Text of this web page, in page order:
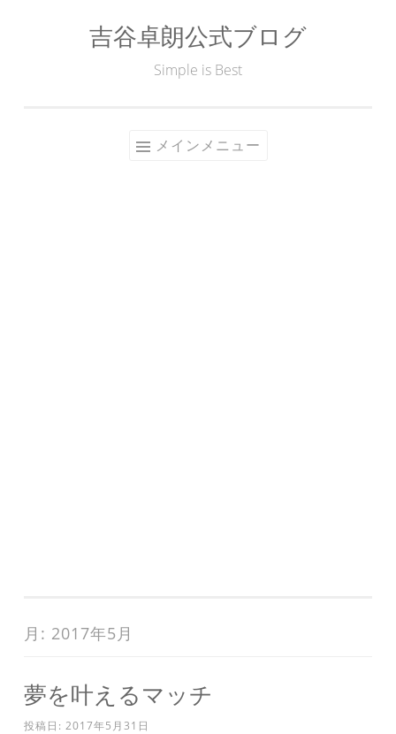
吉谷卓朗公式ブログ
Simple is Best
メインメニュー
月: 2017年5月
夢を叶えるマッチ
投稿日: 2017年5月31日